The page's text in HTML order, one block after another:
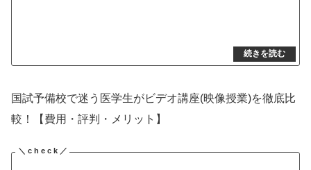
国試予備校で迷う医学生がビデオ講座(映像授業)を徹底比
較！【費用・評判・メリット】